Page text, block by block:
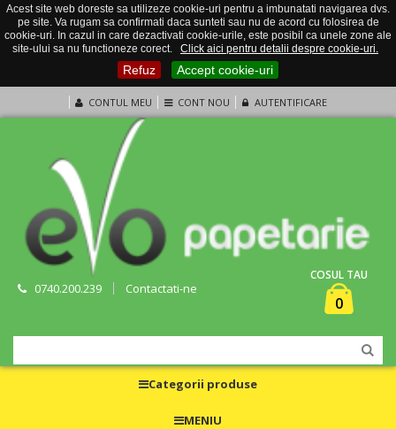
Acest site web doreste sa utilizeze cookie-uri pentru a imbunatati navigarea dvs.
pe site. Va rugam sa confirmati daca sunteti sau nu de acord cu folosirea de
cookie-uri. In cazul in care dezactivati cookie-urile, este posibil ca unele zone ale
site-ului sa nu functioneze corect.
Click aici pentru detalii despre cookie-uri.
Refuz Accept cookie-uri
CONTUL MEU CONT NOU AUTENTIFICARE
0740.200.239 Contactati-ne
COSUL TAU
0
Categorii produse
MENIU